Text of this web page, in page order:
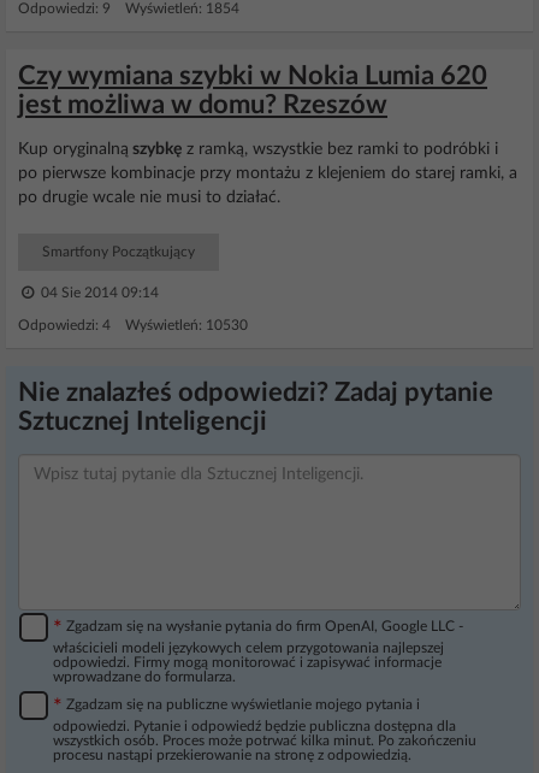
Odpowiedzi: 9 Wyświetleń: 1854
Czy wymiana szybki w Nokia Lumia 620
jest możliwa w domu? Rzeszów
Kup oryginalną szybkę z ramką, wszystkie bez ramki to podróbki i
po pierwsze kombinacje przy montażu z klejeniem do starej ramki, a
po drugie wcale nie musi to działać.
Smartfony Początkujący
04 Sie 2014 09:14
Odpowiedzi: 4 Wyświetleń: 10530
Nie znalazłeś odpowiedzi? Zadaj pytanie
Sztucznej Inteligencji
* Zgadzam się na wysłanie pytania do firm OpenAI, Google LLC -
właścicieli modeli językowych celem przygotowania najlepszej
odpowiedzi. Firmy mogą monitorować i zapisywać informacje
wprowadzane do formularza.
* Zgadzam się na publiczne wyświetlanie mojego pytania i
odpowiedzi. Pytanie i odpowiedź będzie publiczna dostępna dla
wszystkich osób. Proces może potrwać kilka minut. Po zakończeniu
procesu nastąpi przekierowanie na stronę z odpowiedzią.